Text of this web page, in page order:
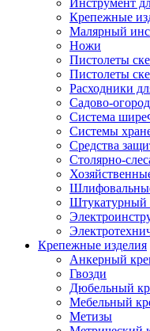
Инструмент
Крепежные
Малярный
Ножи
Пистолеты
Пистолеты
Расходники
Садово-
Система
Системы
Средства
Столярно-
Штукатурный
Крепежные изделия
Анкерный
Гвозди
Дюбельный
Мебельный
Метизы